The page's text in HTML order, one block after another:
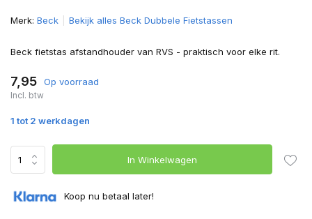
Merk: Beck Bekijk alles Beck Dubbele Fietstassen
Beck fietstas afstandhouder van RVS - praktisch voor elke rit.
7,95 Op voorraad
Incl. btw
1 tot 2 werkdagen
In Winkelwagen
Koop nu betaal later!